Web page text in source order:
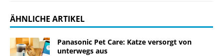
ÄHNLICHE ARTIKEL
Panasonic Pet Care: Katze versorgt von
unterwegs aus